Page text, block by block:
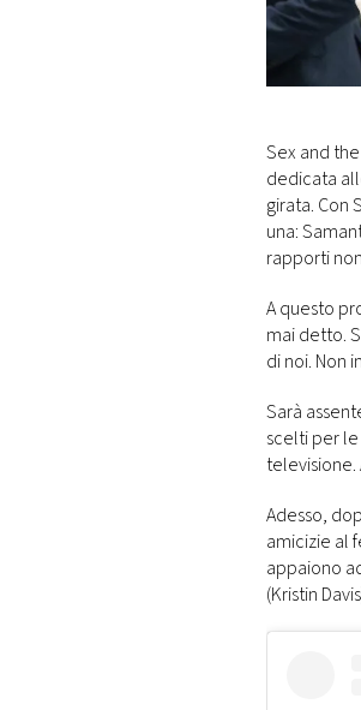
DI
MONACO
Sex and
dedicata
girata. Con
una:
rapporti
A questo
mai detto.
di noi. Non
Sarà
scelti per
televisione.
Adesso,
amicizie al
appaiono
(Kristin